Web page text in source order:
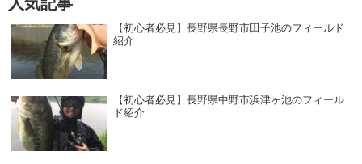
【初心者必見】長野県長野市田子池のフィールド
紹介
【初心者必見】長野県中野市浜津ヶ池のフィール
ド紹介